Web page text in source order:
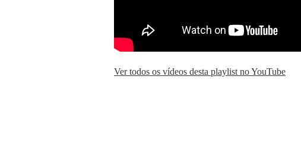
Ver todos os vídeos desta playlist no YouTube